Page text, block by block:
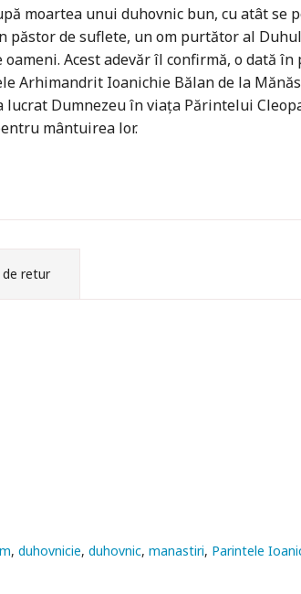
moartea unui duhovnic bun, cu atât se
păstor de suflete, un om purtător al
Acest adevăr îl confirmă, o dată
Arhimandrit Ioanichie Bălan de la
lucrat Dumnezeu în viaţa Părintelui
mântuirea lor.
retur
duhovnicie duhovnic manastiri Parintele